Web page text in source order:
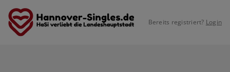
Bereits registriert? Login